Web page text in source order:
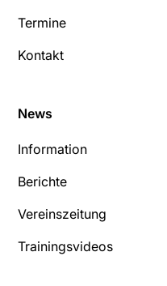
Termine
Kontakt
News
Information
Berichte
Vereinszeitung
Trainingsvideos